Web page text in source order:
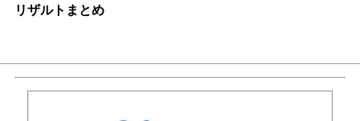
リザルトまとめ